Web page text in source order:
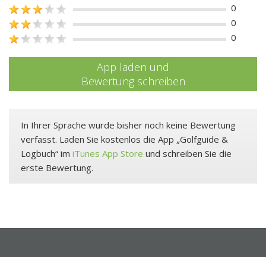
0
0
0
App laden und
Bewertung schreiben
In Ihrer Sprache wurde bisher noch keine Bewertung
verfasst. Laden Sie kostenlos die App „Golfguide &
Logbuch“ im iTunes App Store und schreiben Sie die
erste Bewertung.